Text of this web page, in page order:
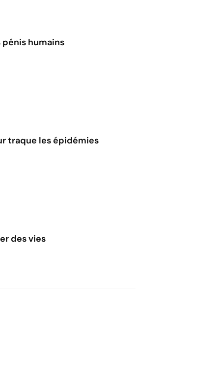
humains
traque les épidémies
des vies